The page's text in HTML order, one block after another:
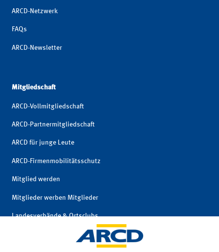
ARCD-Netzwerk
FAQs
ARCD-Newsletter
Mitgliedschaft
ARCD-Vollmitgliedschaft
ARCD-Partnermitgliedschaft
ARCD für junge Leute
ARCD-Firmenmobilitätsschutz
Mitglied werden
Mitglieder werben Mitglieder
Landesverbände & Ortsclubs
Mitgliedschaft kündigen